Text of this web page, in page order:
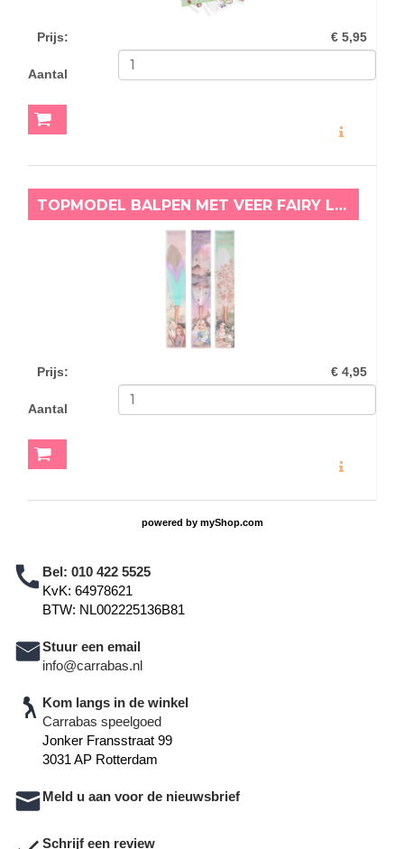
Prijs: € 5,95
Aantal
TOPMODEL BALPEN MET VEER FAIRY LEXY
Prijs: € 4,95
Aantal
powered by myShop.com
Bel: 010 422 5525
KvK: 64978621
BTW: NL002225136B81
Stuur een email
info@carrabas.nl
Kom langs in de winkel
Carrabas speelgoed
Jonker Fransstraat 99
3031 AP Rotterdam
Meld u aan voor de nieuwsbrief
Schrijf een review